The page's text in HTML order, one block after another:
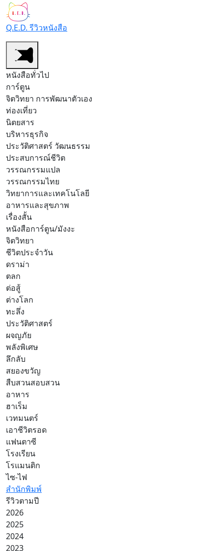
Q.E.D. รีวิวหนังสือ
หนังสือทั่วไป
การ์ตูน
จิตวิทยา การพัฒนาตัวเอง
ท่องเที่ยว
นิตยสาร
บริหารธุรกิจ
ประวัติศาสตร์ วัฒนธรรม
ประสบการณ์ชีวิต
วรรณกรรมแปล
วรรณกรรมไทย
วิทยาการและเทคโนโลยี
อาหารและสุขภาพ
เรื่องสั้น
หนังสือการ์ตูน/มังงะ
จิตวิทยา
ชีวิตประจำวัน
ดราม่า
ตลก
ต่อสู้
ต่างโลก
ทะลึ่ง
ประวัติศาสตร์
ผจญภัย
พลังพิเศษ
ลึกลับ
สยองขวัญ
สืบสวนสอบสวน
อาหาร
ฮาเร็ม
เวทมนตร์
เอาชีวิตรอด
แฟนตาซี
โรงเรียน
โรแมนติก
ไซ-ไฟ
สำนักพิมพ์
รีวิวตามปี
2026
2025
2024
2023